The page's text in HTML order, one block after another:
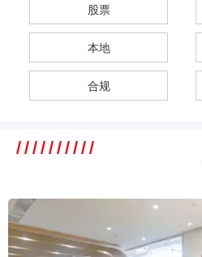
股票
本地
合规